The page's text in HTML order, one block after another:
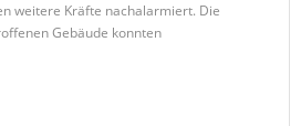
weitere Kräfte nachalarmiert. Die
Gebäude konnten